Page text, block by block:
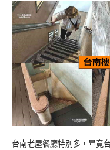
台南老屋餐廳特別多，畢竟